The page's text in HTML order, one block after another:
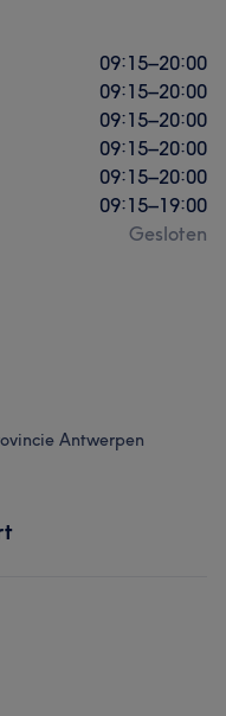
09:15–20:00
09:15–20:00
09:15–20:00
09:15–20:00
09:15–20:00
09:15–19:00
Gesloten
Antwerpen